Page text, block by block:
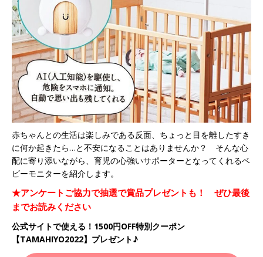
赤ちゃんとの生活は楽しみである反面、ちょっと目を離したすき
に何か起きたら…と不安になることはありませんか？ そんな心
配に寄り添いながら、育児の心強いサポーターとなってくれるベ
ビーモニターを紹介します。
★アンケートご協力で抽選で賞品プレゼントも！ ぜひ最後
までお読みください
公式サイトで使える！1500円OFF特別クーポン
【TAMAHIYO2022】プレゼント♪